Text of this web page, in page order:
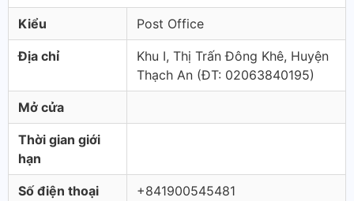
Kiểu Post Office
Địa chỉ
Khu I, Thị Trấn Đông Khê, Huyện
Thạch An (ÐT: 02063840195)
Mở cửa
Thời gian giới
hạn
Số điện thoại +841900545481